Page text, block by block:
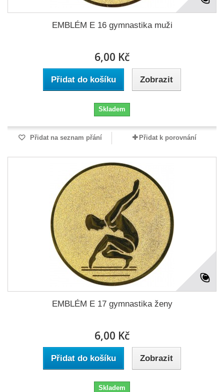
EMBLÉM E 16 gymnastika muži
6,00 Kč
Přidat do košíku Zobrazit
Skladem
Přidat na seznam přání Přidat k porovnání
EMBLÉM E 17 gymnastika ženy
6,00 Kč
Přidat do košíku Zobrazit
Skladem